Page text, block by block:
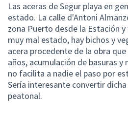
Las aceras de Segur playa en
estado. La calle d'Antoni
zona Puerto desde la Estación y
muy mal estado, hay bichos y
acera procedente de la obra
años, acumulación de basuras
no facilita a nadie el paso por
Sería interesante convertir
peatonal.